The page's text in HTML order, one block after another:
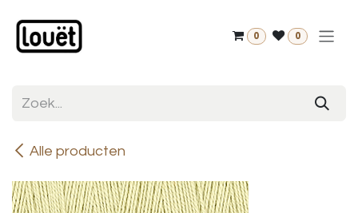
0 0
Alle producten